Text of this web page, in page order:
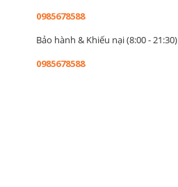
0985678588
Bảo hành & Khiếu nại (8:00 - 21:30)
0985678588